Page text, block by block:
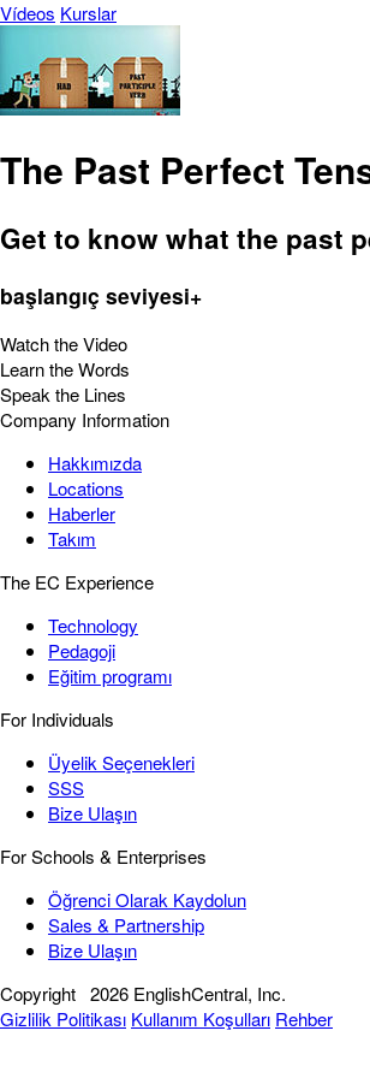
Vídeos Kurslar
The Past Perfect
Get to know what the past
başlangıç seviyesi+
Watch the Video
Learn the Words
Speak the Lines
Company Information
Hakkımızda
Locations
Haberler
Takım
The EC Experience
Technology
Pedagoji
Eğitim programı
For Individuals
Üyelik Seçenekleri
SSS
Bize Ulaşın
For Schools & Enterprises
Öğrenci Olarak Kaydolun
Sales & Partnership
Bize Ulaşın
Copyright 2026 EnglishCentral, Inc.
Gizlilik Politikası Kullanım Koşulları Rehber